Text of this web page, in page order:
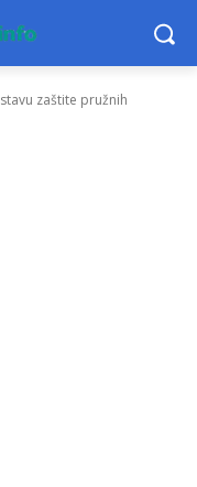
zaštite pružnih